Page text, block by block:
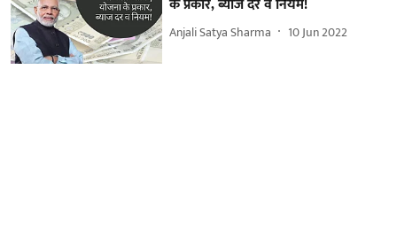
के प्रकार, ब्याज दर व नियम!
Anjali Satya Sharma 10 Jun 2022